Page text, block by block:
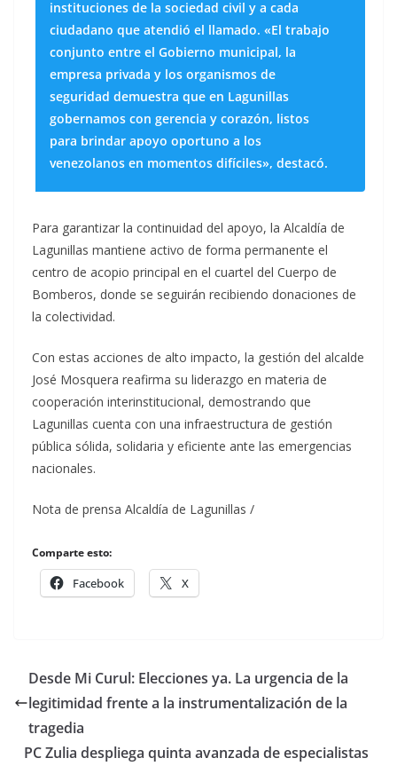
instituciones de la sociedad civil y a cada
ciudadano que atendió el llamado. «El trabajo
conjunto entre el Gobierno municipal, la
empresa privada y los organismos de
seguridad demuestra que en Lagunillas
gobernamos con gerencia y corazón, listos
para brindar apoyo oportuno a los
venezolanos en momentos difíciles», destacó.
​Para garantizar la continuidad del apoyo, la Alcaldía de
Lagunillas mantiene activo de forma permanente el
centro de acopio principal en el cuartel del Cuerpo de
Bomberos, donde se seguirán recibiendo donaciones de
la colectividad.
​Con estas acciones de alto impacto, la gestión del alcalde
José Mosquera reafirma su liderazgo en materia de
cooperación interinstitucional, demostrando que
Lagunillas cuenta con una infraestructura de gestión
pública sólida, solidaria y eficiente ante las emergencias
nacionales.
​Nota de prensa Alcaldía de Lagunillas /
Comparte esto:
Facebook X
​Desde Mi Curul: Elecciones ya. La urgencia de la
legitimidad frente a la instrumentalización de la
tragedia
PC Zulia despliega quinta avanzada de especialistas